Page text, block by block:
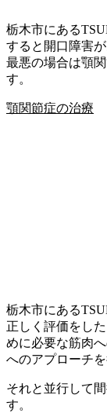
栃木市にある
すると開口障害
最悪の場合は顎
す。
顎関節症の治療
栃木市にある
正しく評価をし
めに必要な筋肉
へのアプローチを
それと並行して
す。